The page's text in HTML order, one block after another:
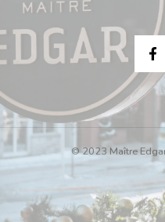
© 2023 Maître